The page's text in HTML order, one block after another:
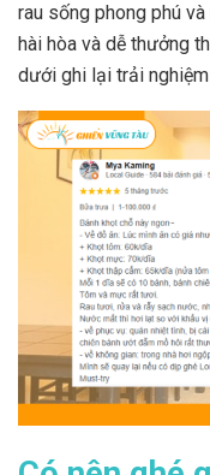
rau sống phong phú
hài hòa và dễ thưởng
dưới ghi lại trải